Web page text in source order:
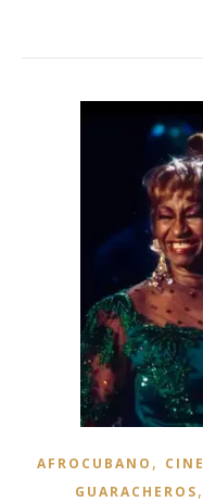
AFROCUBANO , CINE
GUARACHEROS,